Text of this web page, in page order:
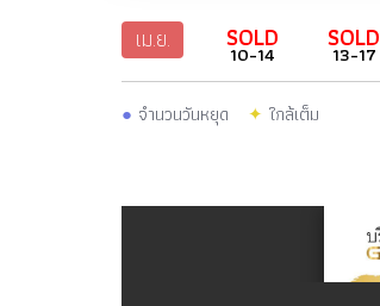
เม.ย. 10-14
SOLD 13-17
SOLD
● จำนวนวันหยุด ✦ ใกล้เต็ม